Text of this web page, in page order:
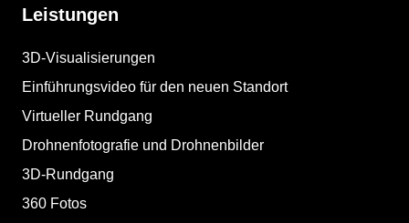
Leistungen
3D-Visualisierungen
Einführungsvideo für den neuen Standort
Virtueller Rundgang
Drohnenfotografie und Drohnenbilder
3D-Rundgang
360 Fotos